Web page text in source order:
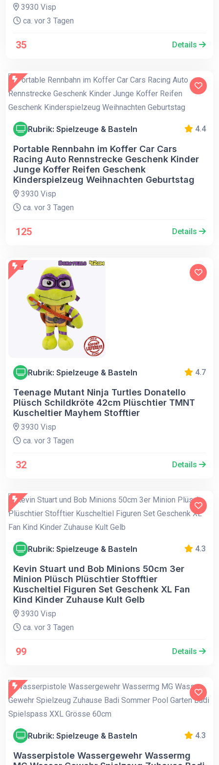
3930 Visp
ca. vor 3 Tagen
35 Details
Rubrik: Spielzeuge & Basteln 4.4
Portable Rennbahn im Koffer Car Cars
Racing Auto Rennstrecke Geschenk Kinder
Junge Koffer Reifen Geschenk
Kinderspielzeug Weihnachten Geburtstag
3930 Visp
ca. vor 3 Tagen
125 Details
Rubrik: Spielzeuge & Basteln 4.7
Teenage Mutant Ninja Turtles Donatello
Plüsch Schildkröte 42cm Plüschtier TMNT
Kuscheltier Mayhem Stofftier
3930 Visp
ca. vor 3 Tagen
32 Details
Rubrik: Spielzeuge & Basteln 4.3
Kevin Stuart und Bob Minions 50cm 3er
Minion Plüsch Plüschtier Stofftier
Kuscheltiel Figuren Set Geschenk XL Fan
Kind Kinder Zuhause Kult Gelb
3930 Visp
ca. vor 3 Tagen
99 Details
Rubrik: Spielzeuge & Basteln 4.3
Wasserpistole Wassergewehr Wassermg